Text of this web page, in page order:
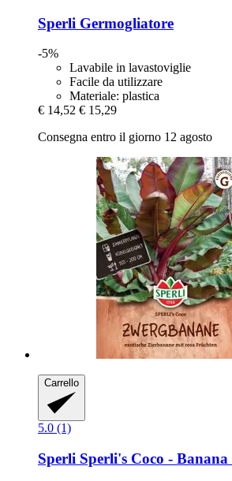
Sperli Germogliatore
-5%
Lavabile in lavastoviglie
Facile da utilizzare
Materiale: plastica
€ 14,52 € 15,29
Consegna entro il giorno 12 agosto
Carrello
5.0 (1)
Sperli Sperli's Coco -​ Banana